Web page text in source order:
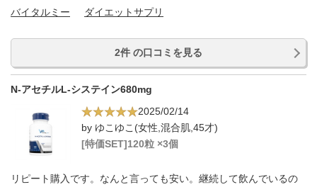
バイタルミー
ダイエットサプリ
2件 の口コミを見る
N-アセチルL-システイン680mg
2025/02/14
by ゆこゆこ(女性,混合肌,45才)
[特価SET]120粒 ×3個
リピート購入です。なんと言っても安い。継続して飲んでいるの